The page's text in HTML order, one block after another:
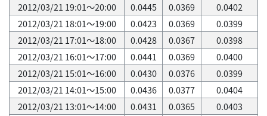
2012/03/21 19:01～20:00
0.0445 0.0369
0.0402
2012/03/21 18:01～19:00
0.0423 0.0369
0.0399
2012/03/21 17:01～18:00
0.0428 0.0367
0.0398
2012/03/21 16:01～17:00
0.0441 0.0369
0.0400
2012/03/21 15:01～16:00
0.0430 0.0376
0.0399
2012/03/21 14:01～15:00
0.0436 0.0377
0.0404
2012/03/21 13:01～14:00
0.0431 0.0365
0.0403